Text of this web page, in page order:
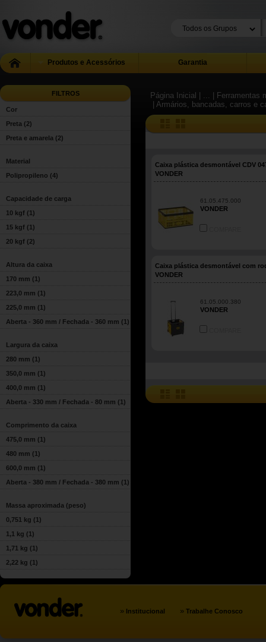
Produtos e Acessórios Garantia
FILTROS
Cor
Preta (2)
Preta e amarela (2)
Material
Polipropileno (4)
Capacidade de carga
10 kgf (1)
15 kgf (1)
20 kgf (2)
Altura da caixa
170 mm (1)
223,0 mm (1)
225,0 mm (1)
Aberta - 360 mm / Fechada - 360 mm (1)
Largura da caixa
280 mm (1)
350,0 mm (1)
400,0 mm (1)
Aberta - 330 mm / Fechada - 80 mm (1)
Comprimento da caixa
475,0 mm (1)
480 mm (1)
600,0 mm (1)
Aberta - 380 mm / Fechada - 380 mm (1)
Massa aproximada (peso)
0,751 kg (1)
1,1 kg (1)
1,71 kg (1)
2,22 kg (1)
Página Inicial | ...
|
| Armários, bancadas, carros e
Caixa plástica desmontável CDV
VONDER
61.05.475.000
VONDER
Caixa plástica desmontável com
VONDER
61.05.000.380
VONDER
» Institucional » Trabalhe Conosco